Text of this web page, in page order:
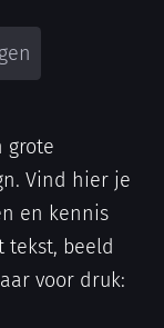
grote
Vind hier je
en kennis
tekst, beeld
voor druk: